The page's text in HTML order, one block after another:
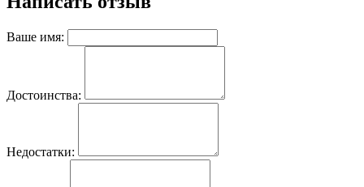
Ваше имя:
Достоинства:
Недостатки: